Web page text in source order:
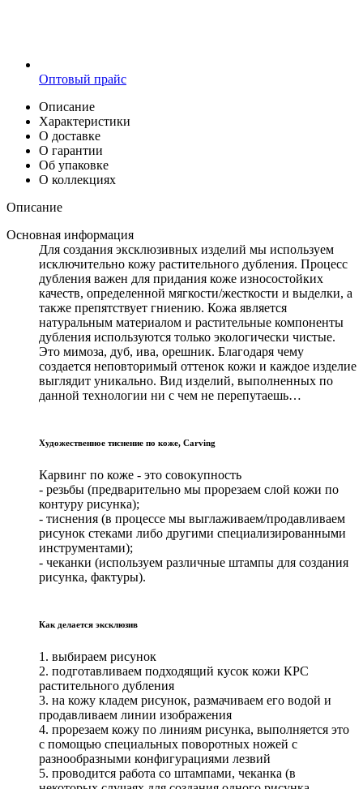
Оптовый прайс
Описание
Характеристики
О доставке
О гарантии
Об упаковке
О коллекциях
Описание
Основная информация
Для создания эксклюзивных изделий мы используем
исключительно кожу растительного дубления. Процесс
дубления важен для придания коже износостойких
качеств, определенной мягкости/жесткости и выделки, а
также препятствует гниению. Кожа является
натуральным материалом и растительные компоненты
дубления используются только экологически чистые.
Это мимоза, дуб, ива, орешник. Благодаря чему
создается неповторимый оттенок кожи и каждое изделие
выглядит уникально. Вид изделий, выполненных по
данной технологии ни с чем не перепутаешь…
Художественное тиснение по коже, Carving
Карвинг по коже - это совокупность
- резьбы (предварительно мы прорезаем слой кожи по
контуру рисунка);
- тиснения (в процессе мы выглаживаем/продавливаем
рисунок стеками либо другими специализированными
инструментами);
- чеканки (используем различные штампы для создания
рисунка, фактуры).
Как делается эксклюзив
1. выбираем рисунок
2. подготавливаем подходящий кусок кожи КРС
растительного дубления
3. на кожу кладем рисунок, размачиваем его водой и
продавливаем линии изображения
4. прорезаем кожу по линиям рисунка, выполняется это
с помощью специальных поворотных ножей с
разнообразными конфигурациями лезвий
5. проводится работа со штампами, чеканка (в